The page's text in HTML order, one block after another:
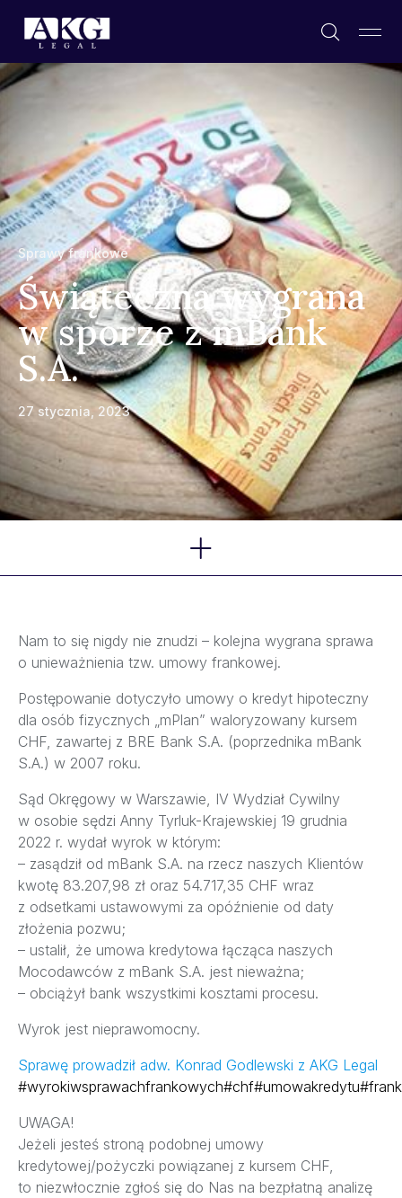
Sprawy frankowe
Świąteczna wygrana
w sporze z mBank
S.A.
27 stycznia, 2023
Nam to się nigdy nie znudzi – kolejna wygrana sprawa
o unieważnienia tzw. umowy frankowej.
Postępowanie dotyczyło umowy o kredyt hipoteczny
dla osób fizycznych „mPlan” waloryzowany kursem
CHF, zawartej z BRE Bank S.A. (poprzednika mBank
S.A.) w 2007 roku.
Sąd Okręgowy w Warszawie, IV Wydział Cywilny
w osobie sędzi Anny Tyrluk-Krajewskiej 19 grudnia
2022 r. wydał wyrok w którym:
– zasądził od mBank S.A. na rzecz naszych Klientów
kwotę 83.207,98 zł oraz 54.717,35 CHF wraz
z odsetkami ustawowymi za opóźnienie od daty
złożenia pozwu;
– ustalił, że umowa kredytowa łącząca naszych
Mocodawców z mBank S.A. jest nieważna;
– obciążył bank wszystkimi kosztami procesu.
Wyrok jest nieprawomocny.
Sprawę prowadził adw. Konrad Godlewski z AKG Legal
#wyrokiwsprawachfrankowych#chf#umowakredytu
UWAGA!
Jeżeli jesteś stroną podobnej umowy
kredytowej/pożyczki powiązanej z kursem CHF,
to niezwłocznie zgłoś się do Nas na bezpłatną analizę